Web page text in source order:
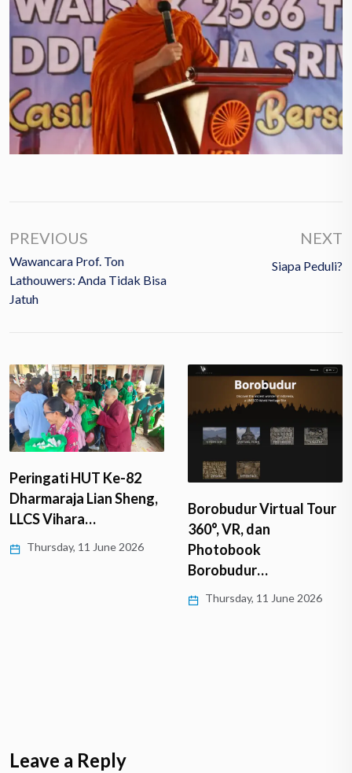
PREVIOUS
Wawancara Prof. Ton
Lathouwers: Anda Tidak Bisa
Jatuh
NEXT
Siapa Peduli?
Peringati HUT Ke-82
Dharmaraja Lian Sheng,
LLCS Vihara…
Thursday, 11 June 2026
Borobudur Virtual Tour
360°, VR, dan
Photobook
Borobudur…
Thursday, 11 June 2026
Leave a Reply